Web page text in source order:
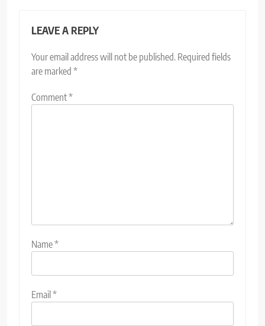
LEAVE A REPLY
Your email address will not be published. Required fields
are marked *
Comment*
Name*
Email *